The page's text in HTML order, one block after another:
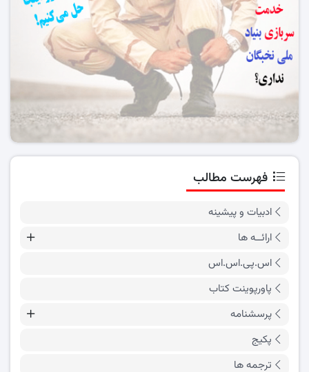
فهرست مطالب
ادبیات و پیشینه
ارائــه ها
اس.پی.اس.اس
پاورپوینت کتاب
پرسشنامه
پکیج
ترجمه ها